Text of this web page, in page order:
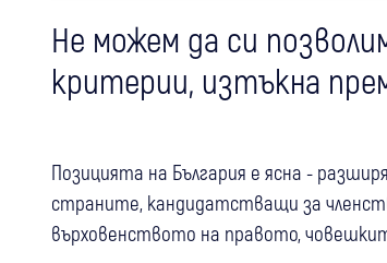
Не можем да си
критерии, изтъкна
Позицията на България е ясна -
страните, кандидатстващи за
върховенството на правото,